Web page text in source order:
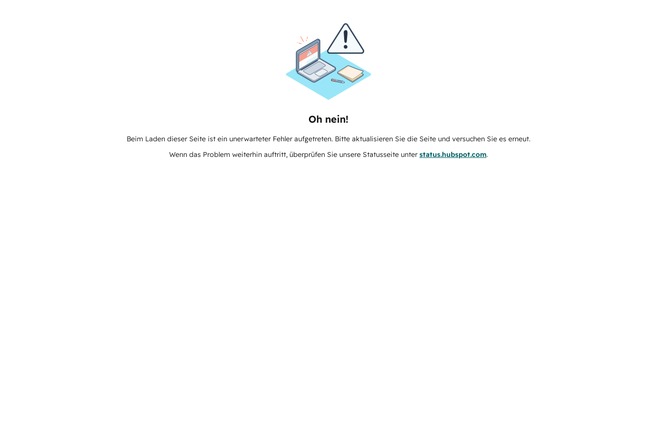
Oh nein!
Beim Laden dieser Seite ist ein unerwarteter Fehler aufgetreten. Bitte aktualisieren Sie die Seite und versuchen Sie es erneut.
Wenn das Problem weiterhin auftritt, überprüfen Sie unsere Statusseite unter status.hubspot.com.